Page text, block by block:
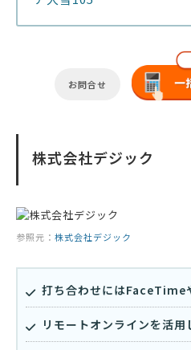
お問合せ
株式会社デジック
参照元： 株式会社デジック
打ち合わせにはFaceTime
リモートオンラインを活